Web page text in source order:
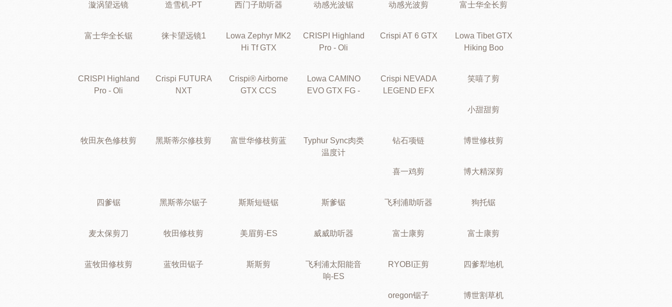
漩涡望远镜 造雪机-PT 西门子助听器 动感光波锯 动感光波剪 富士华全长剪
富士华全长锯 徕卡望远镜1
Lowa Zephyr MK2
Hi Tf GTX
CRISPI Highland
Pro - Oli
Crispi AT 6 GTX
Lowa Tibet GTX
Hiking Boo
CRISPI Highland
Pro - Oli
Crispi FUTURA
NXT
Crispi® Airborne
GTX CCS
Lowa CAMINO
EVO GTX FG -
Crispi NEVADA
LEGEND EFX
笑嘻了剪
小甜甜剪
牧田灰色修枝剪 黑斯蒂尔修枝剪 富世华修枝剪蓝
Typhur Sync肉类
温度计
钻石项链 博世修枝剪
喜一鸡剪 博大精深剪
四爹锯 黑斯蒂尔锯子 斯斯短链锯 斯爹锯 飞利浦助听器 狗托锯
麦太保剪刀 牧田修枝剪 美眉剪-ES 威威助听器 富士康剪 富士康剪
蓝牧田修枝剪 蓝牧田锯子 斯斯剪
飞利浦太阳能音
响-ES
RYOBI正剪 四爹犁地机
oregon锯子 博世割草机